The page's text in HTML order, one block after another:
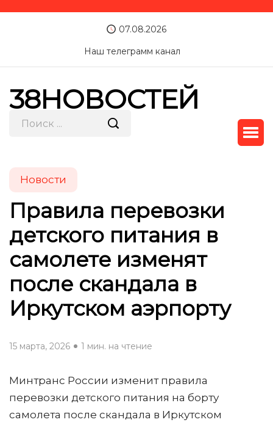
07.08.2026
Наш телеграмм канал
38НОВОСТЕЙ
Новости
Правила перевозки
детского питания в
самолете изменят
после скандала в
Иркутском аэрпорту
15 марта, 2026 1 мин. на чтение
Минтранс России изменит правила
перевозки детского питания на борту
самолета после скандала в Иркутском